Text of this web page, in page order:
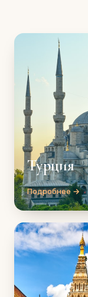
Турция
Подробнее →